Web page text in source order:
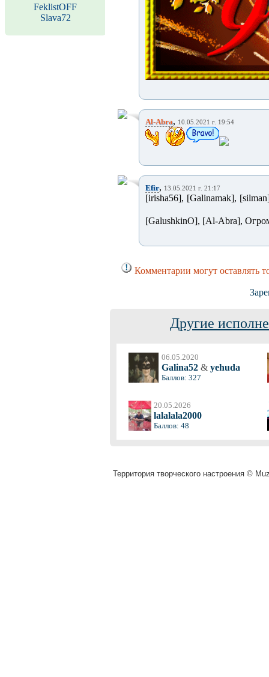
FeklistOFF
Slava72
Al-Abra, 10.05.2021 г. 19:54
Efir, 13.05.2021 г. 21:17
[irisha56], [Galinamak],
[GalushkinO], [Al-Abra],
Комментарии могут оставлять
Другие
06.05.2020
Galina52 & yehuda
Баллов: 327
20.05.2026
lalalala2000
Баллов: 48
Территория творческого настроения ©